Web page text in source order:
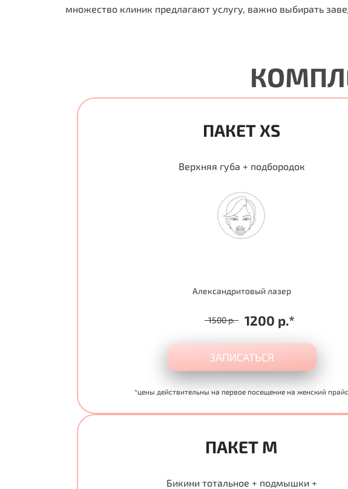
множество клиник предлагают услугу, важно выбирать
ПАКЕТ XS
Верхняя губа + подбородок
Александритовый лазер
1500 р. 1200 р.*
ЗАПИСАТЬСЯ
*цены действительны на первое посещение на женский прайс
ПАКЕТ M
Бикини тотальное + подмышки +